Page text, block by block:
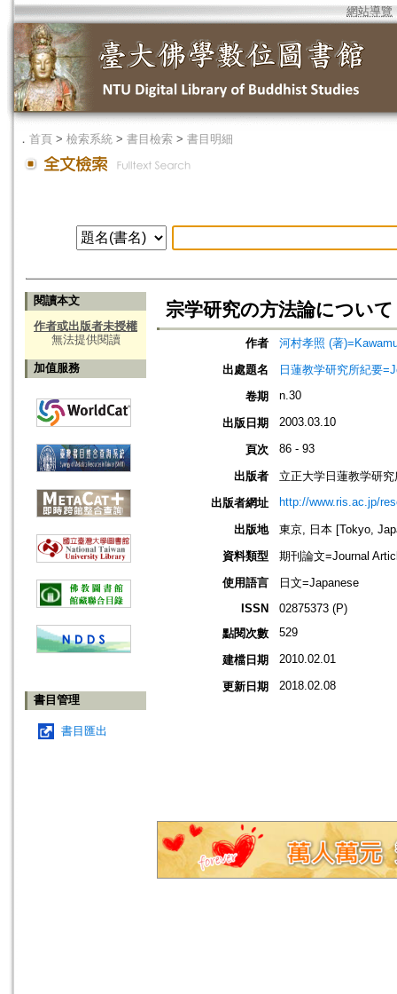
網站導覽
． 首頁 > 檢索系統 > 書目檢索 > 書目明細
閱讀本文
作者或出版者未授權
無法提供閱讀
加值服務
書目管理
書目匯出
宗学研究の方法論について
作者
河村孝照 (著
出處題名
日蓮教学研究所紀要
卷期
n.30
出版日期 2003.03.10
頁次 86 - 93
出版者
立正大学日蓮教学研究
出版者網址
http://www.ris.ac.jp/
出版地
東京, 日本 [Tokyo,
資料類型
期刊論文=Journal
使用語言
日文=Japanese
ISSN
02875373 (P)
點閱次數
529
建檔日期 2010.02.01
更新日期 2018.02.08